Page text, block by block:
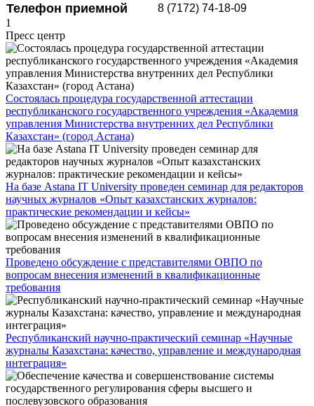
Телефон приемной
8 (7172) 74-18-09
1
Пресс центр
Состоялась процедура государственной аттестации
республиканского государственного учреждения «Академия
управления Министерства внутренних дел Республики
Казахстан» (город Астана)
На базе Astana IT University проведен семинар для редакторов
научных журналов «Опыт казахстанских журналов:
практические рекомендации и кейсы»
Проведено обсуждение с представителями ОВПО по
вопросам внесения изменений в квалификационные
требования
Республиканский научно-практический семинар «Научные
журналы Казахстана: качество, управление и международная
интеграция»